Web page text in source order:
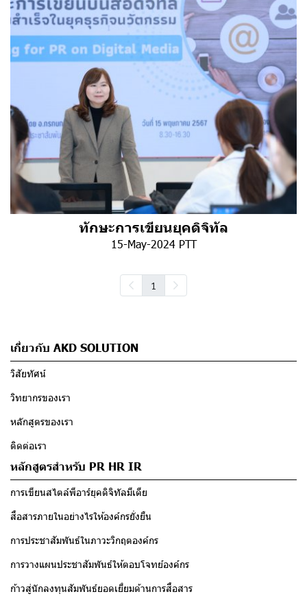
ทักษะการเขียนยุคดิจิทัล
15-May-2024 PTT
1
เกี่ยวกับ AKD SOLUTION
วิสัยทัศน์
วิทยากรของเรา
หลักสูตรของเรา
ติดต่อเรา
หลักสูตรสำหรับ PR HR IR
การเขียนสไตล์พีอาร์ยุคดิจิทัลมีเดีย
สื่อสารภายในอย่างไรให้องค์กรยั่งยืน
การประชาสัมพันธ์ในภาวะวิกฤตองค์กร
การวางแผนประชาสัมพันธ์ให้ตอบโจทย์องค์กร
ก้าวสู่นักลงทุนสัมพันธ์ยอดเยี่ยมด้านการสื่อสาร